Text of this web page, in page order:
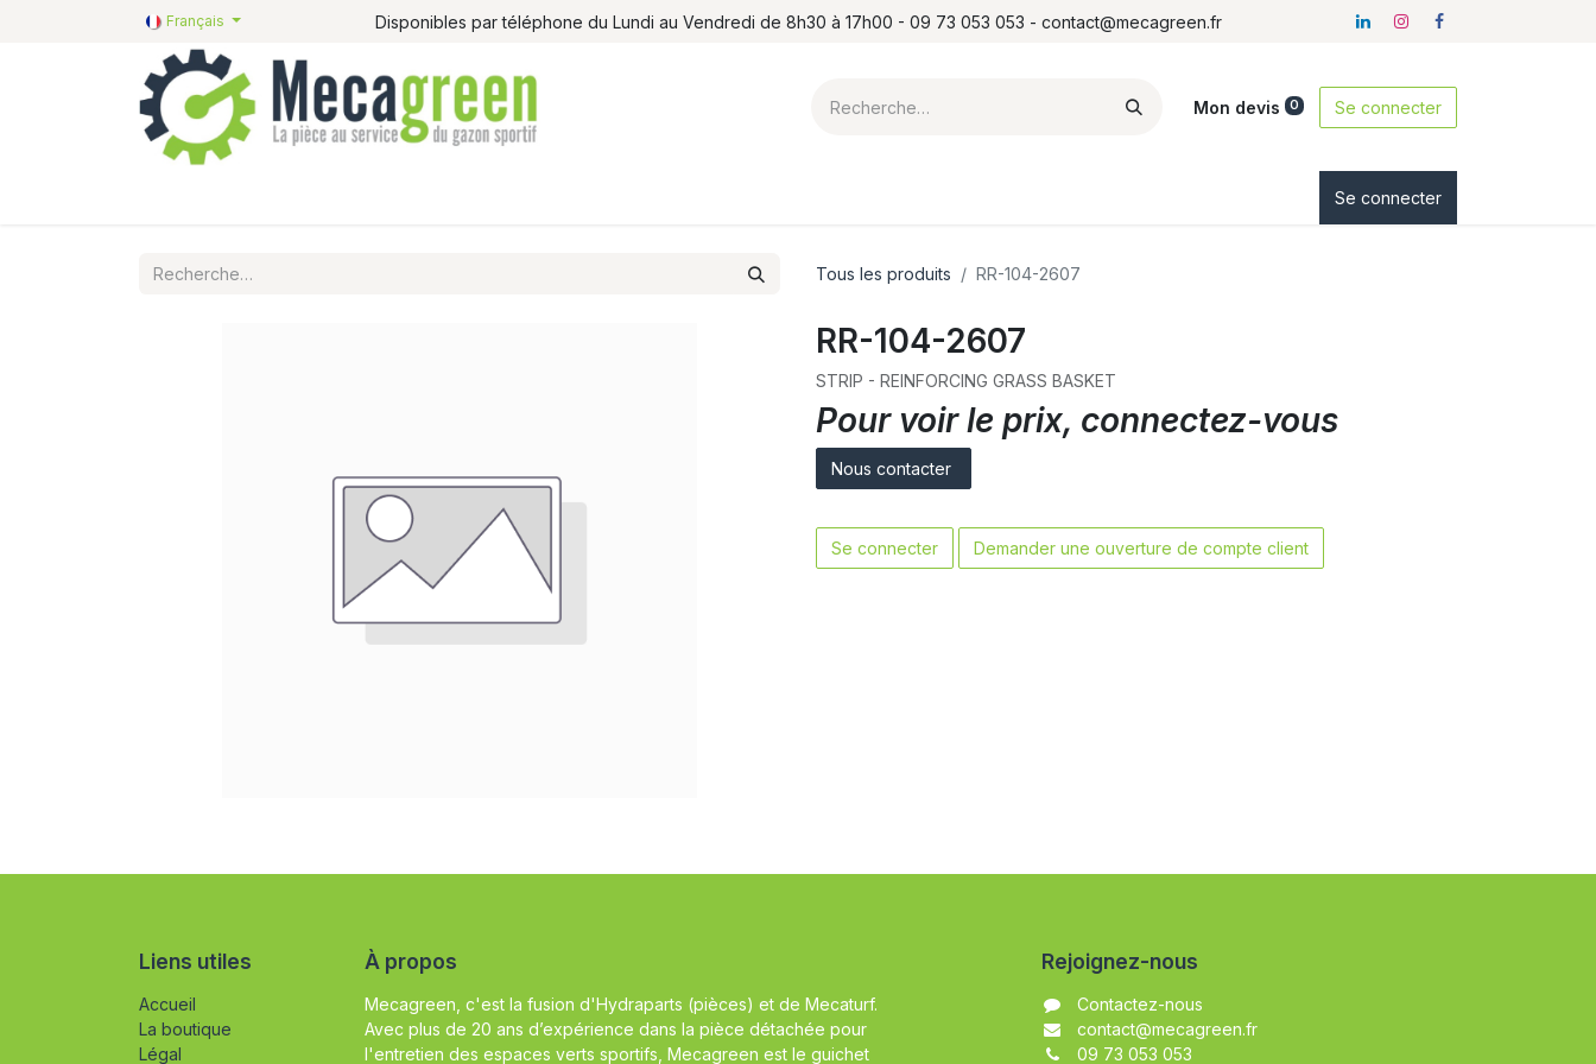
Français Disponibles par téléphone du Lundi au Vendredi de 8h30 à 17h00 - 09 73 053 053 - contact@mecagreen.fr
Mon devis 0 Se connecter
Se connecter
Tous les produits RR-104-2607
RR-104-2607
STRIP - REINFORCING GRASS BASKET
Pour voir le prix, connectez-vous
Nous contacter
Se connecter Demander une ouverture de compte client
Liens utiles
Accueil
La boutique
Légal
À propos
Mecagreen, c'est la fusion d'Hydraparts (pièces) et de Mecaturf.
Avec plus de 20 ans d’expérience dans la pièce détachée pour
l'entretien des espaces verts sportifs, Mecagreen est le guichet
Rejoignez-nous
Contactez-nous
contact@mecagreen.fr
09 73 053 053